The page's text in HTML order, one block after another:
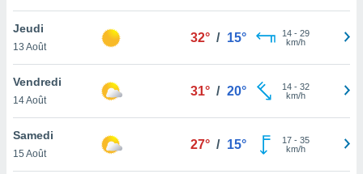
la
du
en
Jeudi
13 Août
32° / 15° 14- 29
km/h
Vendredi
14 Août
31° / 20° 14- 32
km/h
Samedi
15 Août
27° / 15° 17- 35
km/h